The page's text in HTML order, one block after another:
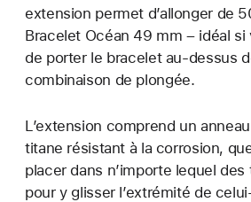
extension permet d’allonger de
Bracelet Océan 49 mm – idéal si
de porter le bracelet au-dessus
combinaison de plongée.
L’extension comprend un
titane résistant à la corrosion,
placer dans n’importe lequel
pour y glisser l’extrémité de